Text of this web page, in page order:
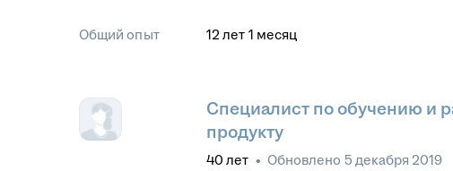
Общий опыт 12 лет 1 месяц
Специалист по обучению и
продукту
40 лет • Обновлено 5 декабря 2019